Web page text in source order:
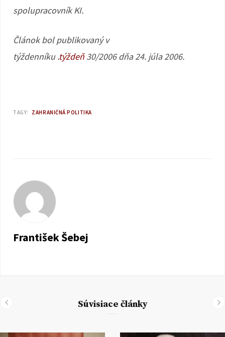
spolupracovník KI.
Článok bol publikovaný v
týždenníku.týždeň30/2006 dňa 24. júla 2006.
TAGY: ZAHRANIČNÁ POLITIKA
František Šebej
Súvisiace články